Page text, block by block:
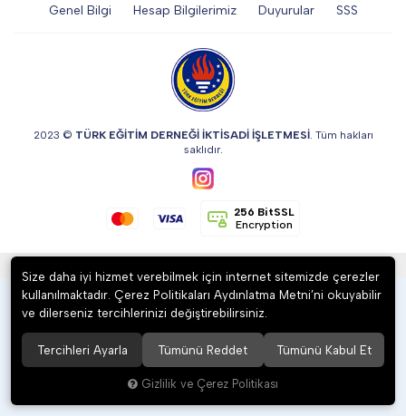
KALEM & KALEM SETİ
TERMOS & FİNCAN
Genel Bilgi Hesap Bilgilerimiz Duyurular SSS
2023 © TÜRK EĞİTİM DERNEĞİ İKTİSADİ İŞLETMESİ. Tüm hakları
saklıdır.
256 BitSSL
Encryption
Size daha iyi hizmet verebilmek için internet sitemizde çerezler
kullanılmaktadır. Çerez Politikaları Aydınlatma Metni’ni okuyabilir
ve dilerseniz tercihlerinizi değiştirebilirsiniz.
Tercihleri Ayarla Tümünü Reddet Tümünü Kabul Et
Gizlilik ve Çerez Politikası